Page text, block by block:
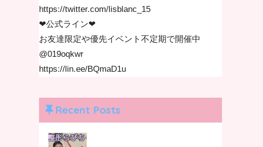
https://twitter.com/lisblanc_15
❤︎公式ライン❤︎
お友達限定や優先イベント不定期で開催中
@019oqkwr
https://lin.ee/BQmaD1u
Recent Posts